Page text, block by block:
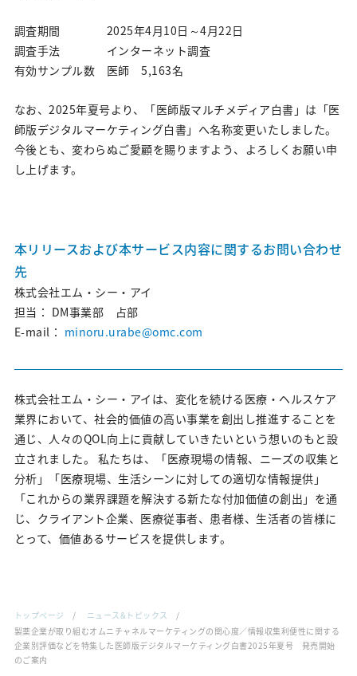
調査期間 2025年4月10日～4月22日
調査手法 インターネット調査
有効サンプル数 医師 5,163名
なお、2025年夏号より、「医師版マルチメディア白書」は「医
師版デジタルマーケティング白書」へ名称変更いたしました。
今後とも、変わらぬご愛顧を賜りますよう、よろしくお願い申
し上げます。
本リリースおよび本サービス内容に関するお問い合わせ
先
株式会社エム・シー・アイ
担当： DM事業部 占部
E-mail： minoru.urabe@omc.com
株式会社エム・シー・アイは、変化を続ける医療・ヘルスケア
業界において、社会的価値の高い事業を創出し推進することを
通じ、人々のQOL向上に貢献していきたいという想いのもと設
立されました。 私たちは、「医療現場の情報、ニーズの収集と
分析」「医療現場、生活シーンに対しての適切な情報提供」
「これからの業界課題を解決する新たな付加価値の創出」を通
じ、クライアント企業、医療従事者、患者様、生活者の皆様に
とって、価値あるサービスを提供します。
トップページ
ニュース&トピックス
製薬企業が取り組むオムニチャネルマーケティングの関心度／情報収集利便性に関する
企業別評価などを特集した医師版デジタルマーケティング白書2025年夏号 発売開始
のご案内
新卒採用情報
キャリア採用情報
News&Topics
ニュース&トピックス